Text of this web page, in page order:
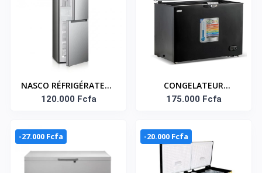
NASCO RÉFRIGÉRATEUR
COMBINÉ 140 LITRES –
120.000 Fcfa
CONGELATEUR
HORIZONTAL 264
TECHNOLOGY
175.000 Fcfa
-27.000 Fcfa -20.000 Fcfa